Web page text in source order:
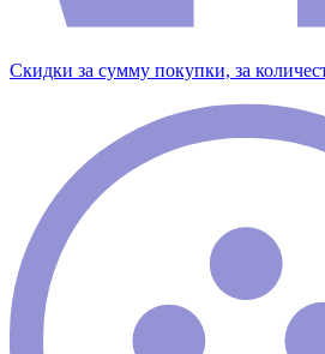
Скидки за сумму покупки, за